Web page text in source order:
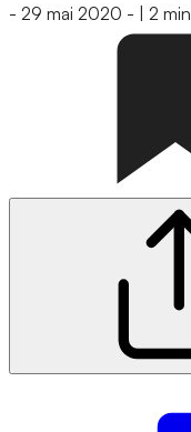
- 29 mai 2020 - 2 min